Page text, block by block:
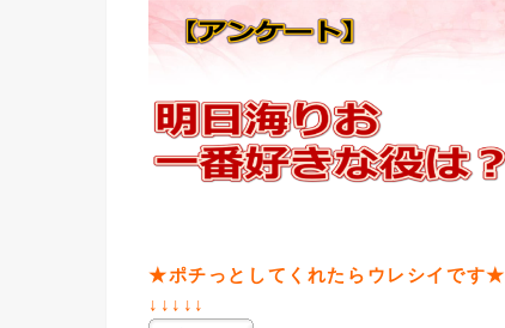
★ポチっとしてくれたらウレシイです★
↓↓↓↓↓